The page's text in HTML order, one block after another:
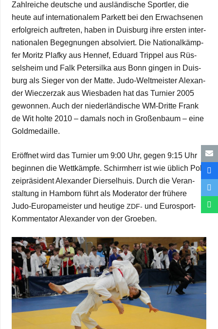
Zahl­rei­che deut­sche und aus­län­di­sche Sport­ler, die
heute auf inter­na­tio­na­lem Par­kett bei den Erwach­se­nen
erfolg­reich auf­tre­ten, haben in Duis­burg ihre ers­ten inter­
na­tio­na­len Begeg­nun­gen absol­viert. Die Natio­nal­kämp­
fer Moritz Plafky aus Hennef, Edu­ard Trip­pel aus Rüs­
sels­heim und Falk Peter­silka aus Bonn gin­gen in Duis­
burg als Sie­ger von der Matte. Judo-Wel­t­­meis­­ter Alex­an­
der Wiec­zerzak aus Wies­ba­den hat das Tur­nier 2005
gewon­nen. Auch der nie­der­län­di­sche WM-Dritte Frank
de Wit holte 2010 – damals noch in Gro­ßen­baum – eine
Goldmedaille.
Eröff­net wird das Tur­nier um 9:00 Uhr, gegen 9:15 Uhr
begin­nen die Wett­kämpfe. Schirm­herr ist wie üblich Poli­
zei­prä­si­dent Alex­an­der Dier­sel­huis. Durch die Ver­an­
stal­tung in Ham­born führt als Mode­ra­tor der frü­here
Judo-Euro­­pa­­meis­­ter und heu­tige ZDF- und Euro­s­­port-
Kom­­men­­ta­­tor Alex­an­der von der Groeben.